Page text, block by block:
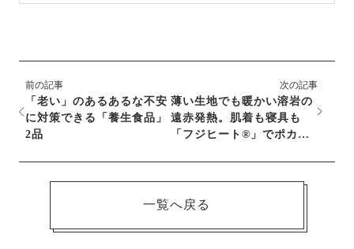
前の記事
「老い」のあるあるな不安
に対策できる「養生食品」
2品
次の記事
薄い生地でも暖かい溶岩の
遠赤発熱。肌着も寝具も
「フジヒート®」でポカポ
一覧へ戻る